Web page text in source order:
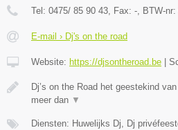
Tel: 0475/ 85 90 43, Fax: -, BTW-nr:
E-mail › Dj's on the road
Website: https://djsontheroad.be
Dj’s on the Road het geestekind
meer dan ▼
Diensten: Huwelijks Dj, Dj